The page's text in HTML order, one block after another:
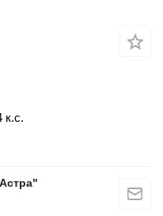
к.с.